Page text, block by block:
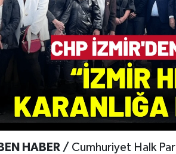
BEN HABER / Cumhuriyet Halk